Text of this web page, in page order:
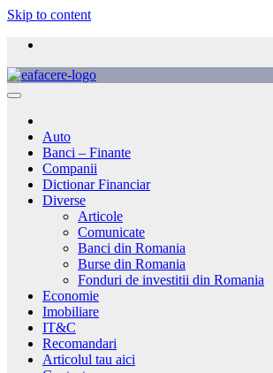
Skip to content
Auto
Banci – Finante
Companii
Dictionar Financiar
Diverse
Articole
Comunicate
Banci din Romania
Burse din Romania
Fonduri de investitii din Romania
Economie
Imobiliare
IT&C
Recomandari
Articolul tau aici